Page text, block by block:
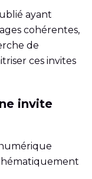
ayant
cohérentes,
de
ces invites
invite